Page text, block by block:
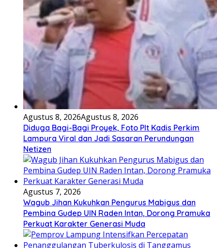
Agustus 8, 2026Agustus 8, 2026
Diduga Bagi-Bagi Proyek, Foto Plt Kadis Perkim
Lampura Viral dan Jadi Sasaran Perundungan
Netizen
Agustus 7, 2026
Wagub Jihan Kukuhkan Pengurus Mabigus dan
Pembina Gudep UIN Raden Intan, Dorong Pramuka
Perkuat Karakter Generasi Muda